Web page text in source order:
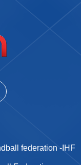
federation -IHF